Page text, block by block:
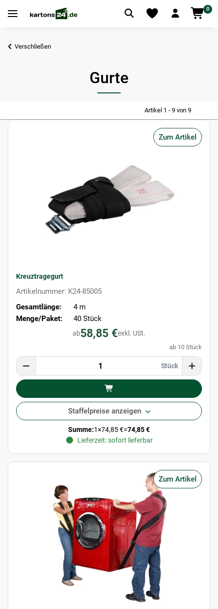
0
Verschließen
Gurte
Artikel 1 - 9 von 9
Zum Artikel
Kreuztragegurt
Artikelnummer: K24-85005
Gesamtlänge:
4 m
Menge/Paket:
40 Stück
ab58,85 €exkl. USt.
ab 10 Stück
Stück
Staffelpreise anzeigen
Summe:1×74,85 €=74,85 €
Lieferzeit: sofort lieferbar
Zum Artikel